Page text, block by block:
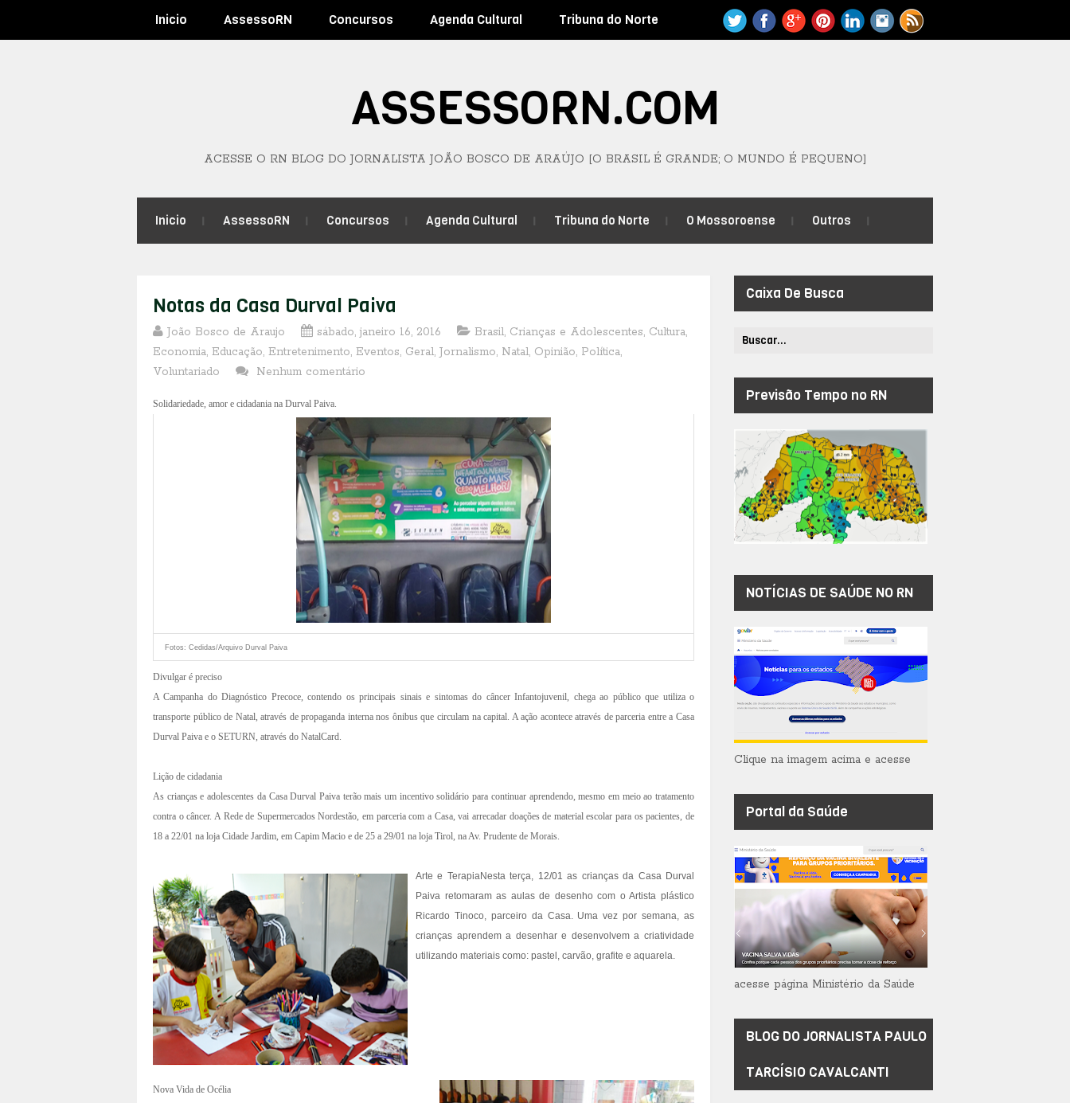
Inicio AssessoRN Concursos Agenda Cultural Tribuna do Norte
ASSESSORN.COM
ACESSE O RN BLOG DO JORNALISTA JOÃO BOSCO DE ARAÚJO [O BRASIL É GRANDE; O MUNDO É PEQUENO]
Inicio AssessoRN Concursos Agenda Cultural Tribuna do Norte O Mossoroense Outros
Notas da Casa Durval Paiva
João Bosco de Araujo sábado, janeiro 16, 2016 Brasil, Crianças e Adolescentes, Cultura,
Economia, Educação, Entretenimento, Eventos, Geral, Jornalismo, Natal, Opinião, Política,
Voluntariado
Nenhum comentário
Solidariedade, amor e cidadania na Durval Paiva.
Fotos: Cedidas/Arquivo Durval Paiva
Divulgar é preciso
A Campanha do Diagnóstico Precoce, contendo os principais sinais e sintomas do câncer Infantojuvenil, chega ao público que utiliza o
transporte público de Natal, através de propaganda interna nos ônibus que circulam na capital. A ação acontece através de parceria entre a Casa
Durval Paiva e o SETURN, através do NatalCard.
Lição de cidadania
As crianças e adolescentes da Casa Durval Paiva terão mais um incentivo solidário para continuar aprendendo, mesmo em meio ao tratamento
contra o câncer. A Rede de Supermercados Nordestão, em parceria com a Casa, vai arrecadar doações de material escolar para os pacientes, de
18 a 22/01 na loja Cidade Jardim, em Capim Macio e de 25 a 29/01 na loja Tirol, na Av. Prudente de Morais.
Arte e TerapiaNesta terça, 12/01 as crianças da Casa Durval
Paiva retomaram as aulas de desenho com o Artista plástico
Ricardo Tinoco, parceiro da Casa. Uma vez por semana, as
crianças aprendem a desenhar e desenvolvem a criatividade
utilizando materiais como: pastel, carvão, grafite e aquarela.
Nova Vida de Océlia
Caixa De Busca
Previsão Tempo no RN
NOTÍCIAS DE SAÚDE NO RN
Clique na imagem acima e acesse
Portal da Saúde
acesse página Ministério da Saúde
BLOG DO JORNALISTA PAULO
TARCÍSIO CAVALCANTI